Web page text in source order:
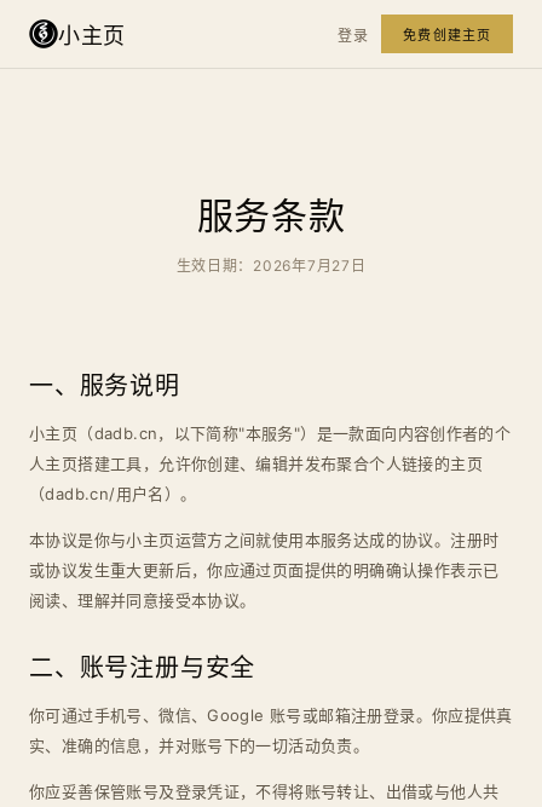
小主页 登录 免费创建主页
服务条款
生效日期：2026年7月27日
一、服务说明
小主页（dadb.cn，以下简称"本服务"）是一款面向内容创作者的个
人主页搭建工具，允许你创建、编辑并发布聚合个人链接的主页
（dadb.cn/用户名）。
本协议是你与小主页运营方之间就使用本服务达成的协议。注册时
或协议发生重大更新后，你应通过页面提供的明确确认操作表示已
阅读、理解并同意接受本协议。
二、账号注册与安全
你可通过手机号、微信、Google 账号或邮箱注册登录。你应提供真
实、准确的信息，并对账号下的一切活动负责。
你应妥善保管账号及登录凭证，不得将账号转让、出借或与他人共